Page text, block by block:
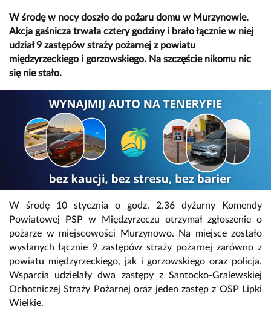
W środę w nocy doszło do pożaru domu w Murzynowie.
Akcja gaśnicza trwała cztery godziny i brało łącznie w niej
udział 9 zastępów straży pożarnej z powiatu
międzyrzeckiego i gorzowskiego. Na szczęście nikomu nic
się nie stało.
W środę 10 stycznia o godz. 2.36 dyżurny Komendy
Powiatowej PSP w Międzyrzeczu otrzymał zgłoszenie o
pożarze w miejscowości Murzynowo. Na miejsce zostało
wysłanych łącznie 9 zastępów straży pożarnej zarówno z
powiatu międzyrzeckiego, jak i gorzowskiego oraz policja.
Wsparcia udzielały dwa zastępy z Santocko-Gralewskiej
Ochotniczej Straży Pożarnej oraz jeden zastęp z OSP Lipki
Wielkie.